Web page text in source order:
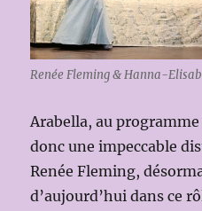
Renée Fleming & Hanna-
Arabella, au
donc une impeccable
Renée Fleming,
d’aujourd’hui dans ce